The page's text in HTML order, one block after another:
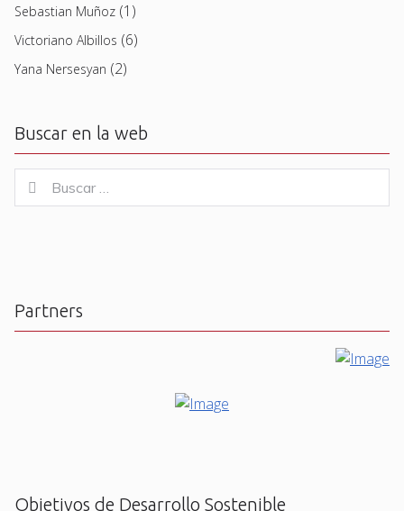
Sebastian Muñoz (1)
Victoriano Albillos (6)
Yana Nersesyan (2)
Buscar en la web
for:
Buscar
Partners
Objetivos de Desarrollo Sostenible